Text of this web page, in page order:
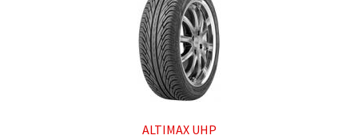
ALTIMAX UHP